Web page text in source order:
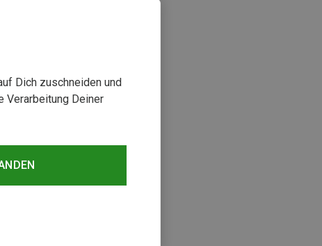
Dich zuschneiden und
Verarbeitung Deiner